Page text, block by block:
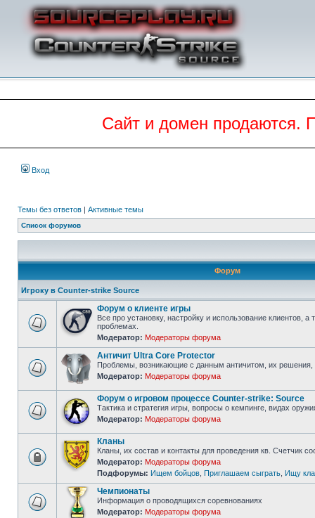
Сайт и домен продаются.
Вход
Темы без ответов | Активные темы
Список форумов
Форум
Игроку в Counter-strike Source
Форум о клиенте игры
Все про установку, настройку и использование клиентов,
проблемах.
Модератор: Модераторы форума
Античит Ultra Core Protector
Проблемы, возникающие с данным античитом, их решения,
Модератор: Модераторы форума
Нет
Форум о игровом процессе Counter-strike: Source
Тактика и стратегия игры, вопросы о кемпинге, видах
Модератор: Модераторы форума
Форум
Кланы
Кланы, их состав и контакты для проведения кв. Счетчик
Модератор: Модераторы форума
Подфорумы: Ищем бойцов Приглашаем сыграть Ищу
Чемпионаты
Информация о проводящихся соревнованиях
Модератор: Модераторы форума